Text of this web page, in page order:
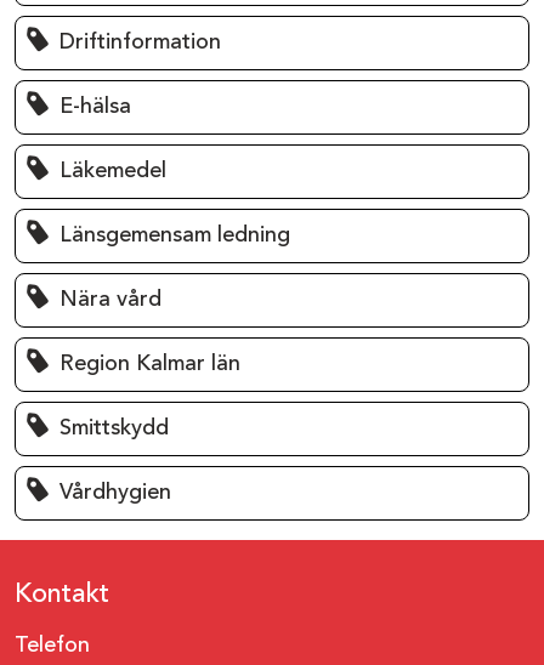
Driftinformation
E-hälsa
Läkemedel
Länsgemensam ledning
Nära vård
Region Kalmar län
Smittskydd
Vårdhygien
Kontakt
Telefon